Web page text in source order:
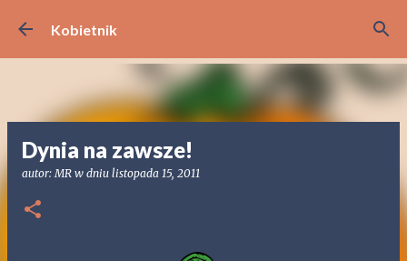
Przejdź do głównej zawartości
Kobietnik
Dynia na zawsze!
autor:MR w dniu listopada 15, 2011